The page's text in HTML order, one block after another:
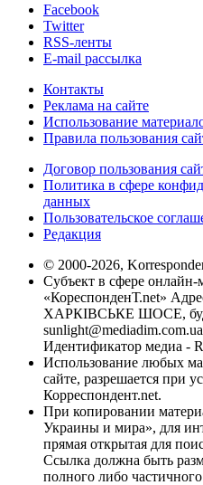
Facebook
Twitter
RSS-ленты
E-mail рассылка
Контакты
Реклама на сайте
Использование
Правила пользования
Договор пользования
Политика в сфере
данных
Пользовательское
Редакция
© 2000-2026,
Субъект в сфере
«КореспонденТ.net»
ХАРКІВСЬКЕ ШОСЕ,
sunlight@mediadim.com.ua
Идентификатор медиа -
Использование любых
сайте, разрешается при
Корреспондент.net.
При копировании
Украины и мира», для
прямая открытая для
Ссылка должна быть
полного либо